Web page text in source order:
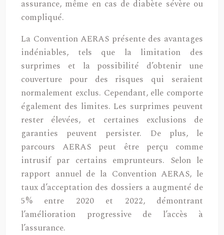
assurance, même en cas de diabète sévère ou
compliqué.
La Convention AERAS présente des avantages
indéniables, tels que la limitation des
surprimes et la possibilité d’obtenir une
couverture pour des risques qui seraient
normalement exclus. Cependant, elle comporte
également des limites. Les surprimes peuvent
rester élevées, et certaines exclusions de
garanties peuvent persister. De plus, le
parcours AERAS peut être perçu comme
intrusif par certains emprunteurs. Selon le
rapport annuel de la Convention AERAS, le
taux d’acceptation des dossiers a augmenté de
5% entre 2020 et 2022, démontrant
l’amélioration progressive de l’accès à
l’assurance.